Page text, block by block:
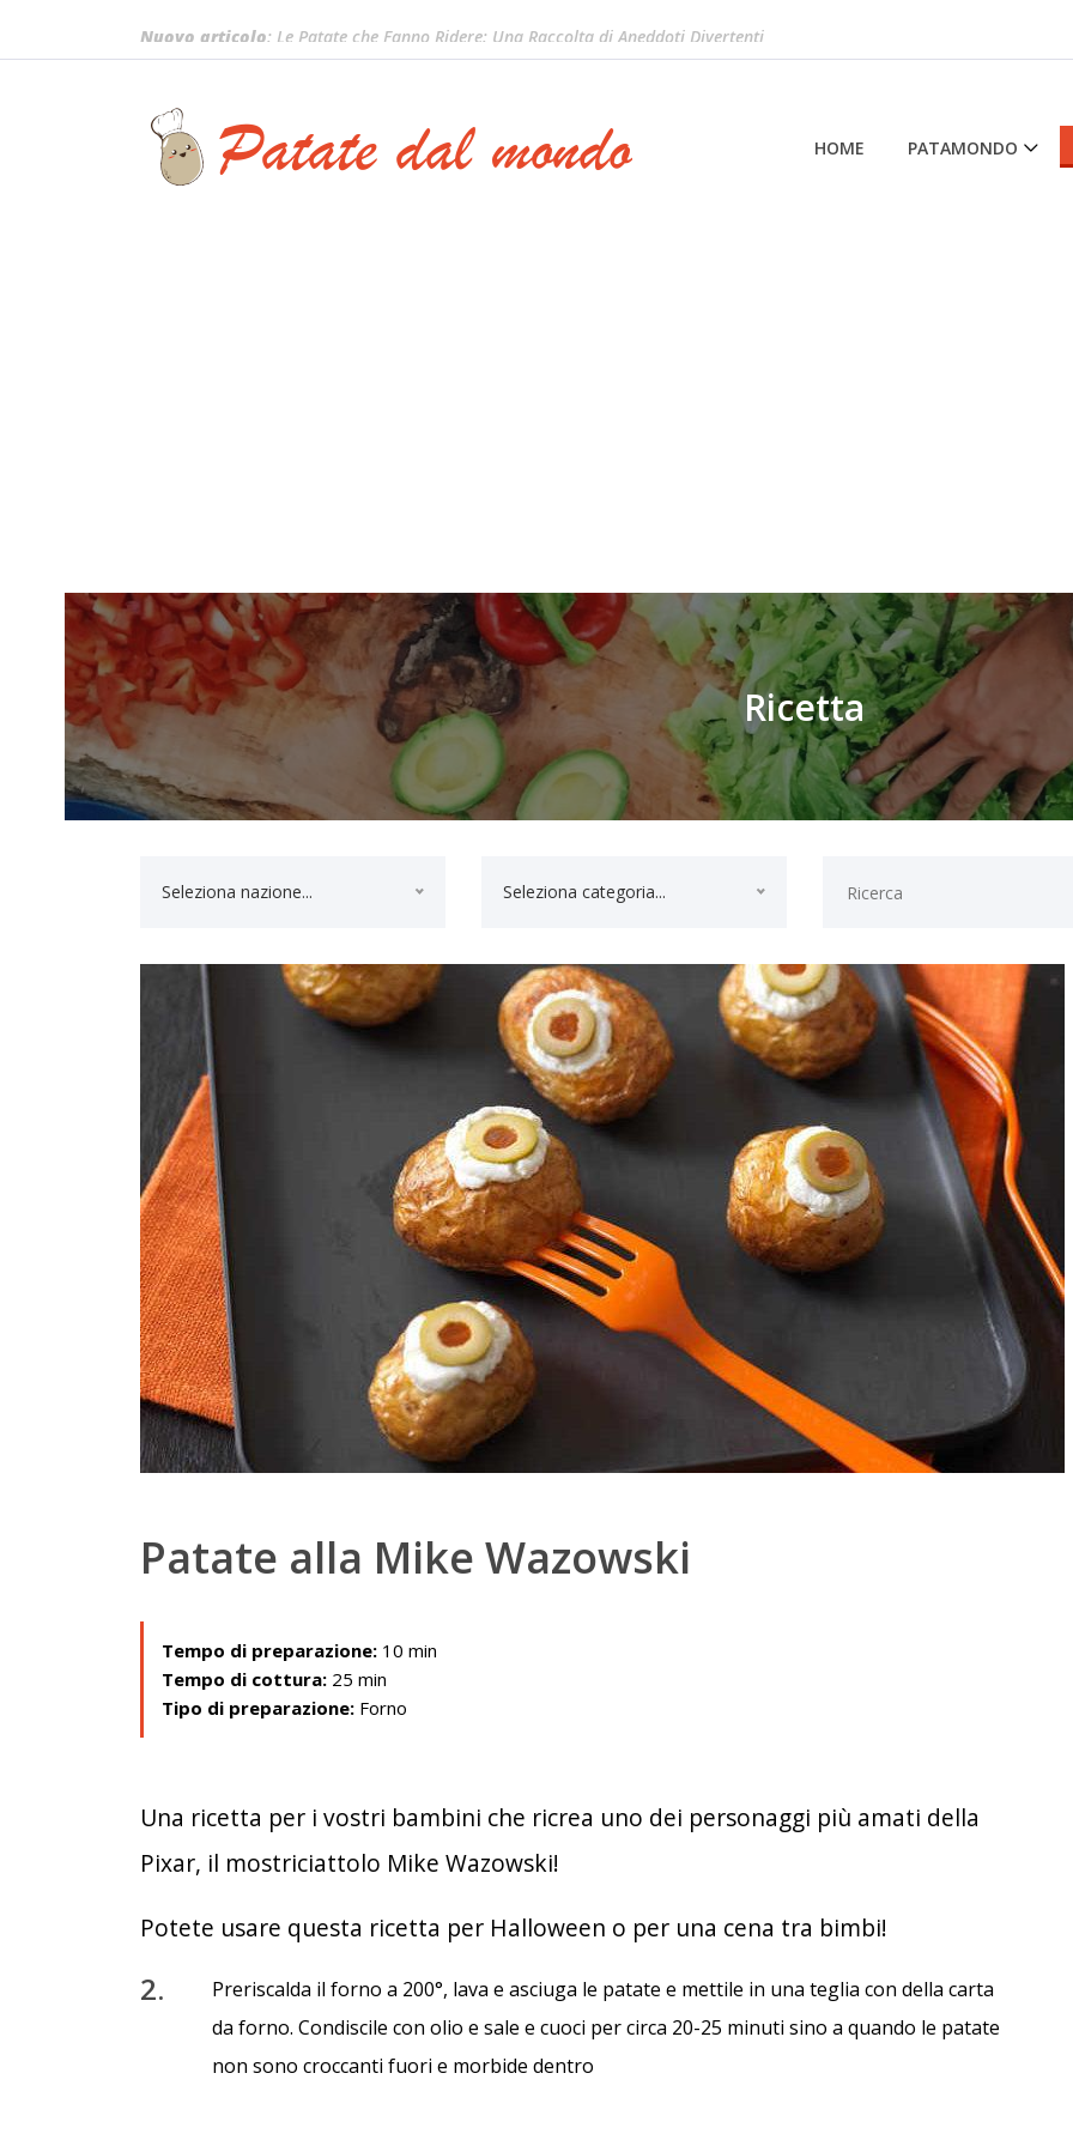
Nuovo articolo: Le Patate che Fanno Ridere: Una Raccolta di Aneddoti Divertenti
HOME PATAMONDO
Ricetta
Seleziona nazione... Seleziona categoria...
Patate alla Mike Wazowski
Tempo di preparazione: 10 min
Tempo di cottura: 25 min
Tipo di preparazione: Forno
Una ricetta per i vostri bambini che ricrea uno dei personaggi più amati della
Pixar, il mostriciattolo Mike Wazowski!
Potete usare questa ricetta per Halloween o per una cena tra bimbi!
2.
Preriscalda il forno a 200°, lava e asciuga le patate e mettile in una teglia con della carta
da forno. Condiscile con olio e sale e cuoci per circa 20-25 minuti sino a quando le patate
non sono croccanti fuori e morbide dentro